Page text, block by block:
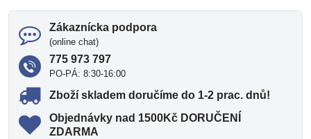
Zákaznícka podpora
(online chat)
775 973 797
PO-PÁ: 8:30-16:00
Zboží skladem doručíme do 1-2 prac​. dnů!
Objednávky nad 1500Kč DORUČENÍ
ZDARMA